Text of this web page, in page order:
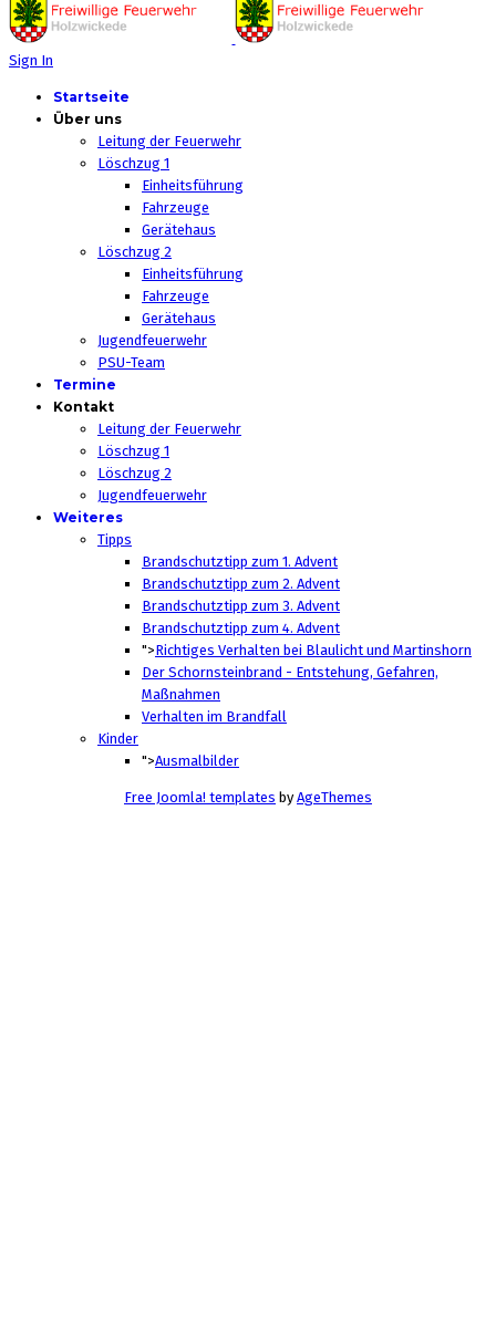
Sign In
Startseite
Über uns
Leitung der Feuerwehr
Löschzug 1
Einheitsführung
Fahrzeuge
Gerätehaus
Löschzug 2
Einheitsführung
Fahrzeuge
Gerätehaus
Jugendfeuerwehr
PSU-Team
Termine
Kontakt
Leitung der Feuerwehr
Löschzug 1
Löschzug 2
Jugendfeuerwehr
Weiteres
Tipps
Brandschutztipp zum 1. Advent
Brandschutztipp zum 2. Advent
Brandschutztipp zum 3. Advent
Brandschutztipp zum 4. Advent
">Richtiges Verhalten bei Blaulicht und Martinshorn
Der Schornsteinbrand - Entstehung, Gefahren,
Maßnahmen
Verhalten im Brandfall
Kinder
">Ausmalbilder
Free Joomla! templates byAgeThemes